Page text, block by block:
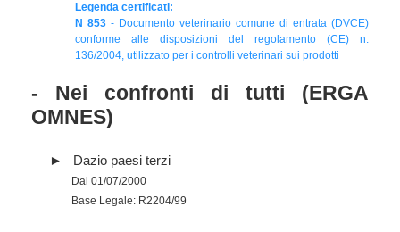
Legenda certificati:
N 853 - Documento veterinario comune di entrata (DVCE)
conforme alle disposizioni del regolamento (CE) n.
136/2004, utilizzato per i controlli veterinari sui prodotti
- Nei confronti di tutti (ERGA
OMNES)
Dazio paesi terzi
Dal 01/07/2000
Base Legale: R2204/99